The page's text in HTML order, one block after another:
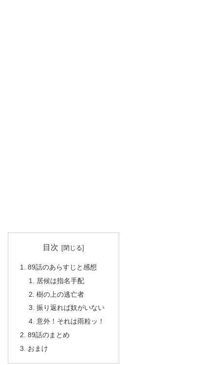
目次
89話のあらすじと感想
居候は指名手配
樹の上の逃亡者
振り返れば奴がいない
意外！それは雨粒ッ！
89話のまとめ
おまけ